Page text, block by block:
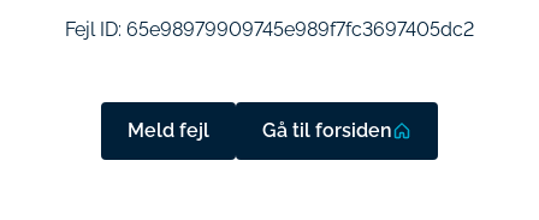
Fejl ID: 65e98979909745e989f7fc3697405dc2
Meld fejl Gå til forsiden